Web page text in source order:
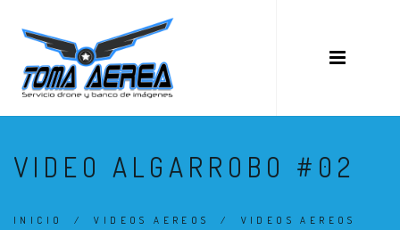
VIDEO ALGARROBO #02
INICIO /VIDEOS AEREOS / VIDEOS AEREOS